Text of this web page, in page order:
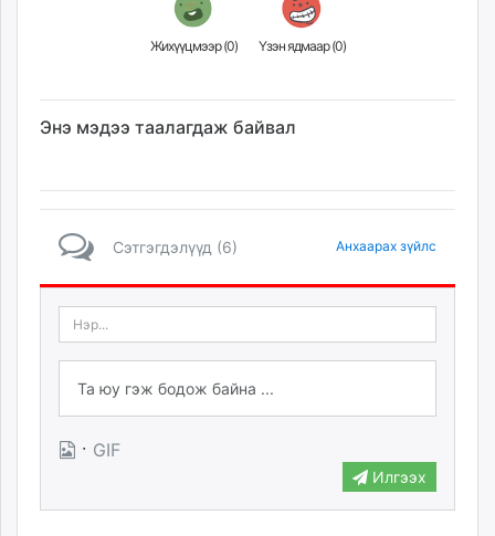
Жихүүцмээр (0) Үзэн ядмаар (0)
Энэ мэдээ таалагдаж байвал
Сэтгэгдэлүүд (6) Анхаарах зүйлс
· GIF
Илгээх